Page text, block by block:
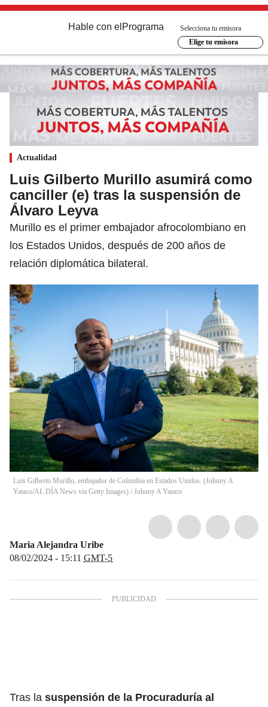
Hable con el Programa
Selecciona tu emisora
Elige tu emisora
Actualidad
Luis Gilberto Murillo asumirá como
canciller (e) tras la suspensión de
Álvaro Leyva
Murillo es el primer embajador afrocolombiano en
los Estados Unidos, después de 200 años de
relación diplomática bilateral.
Luis Gilberto Murillo, embajador de Colombia en Estados Unidos. (Johnny A
Yataco/AL DÍA News via Getty Images) / Johnny A Yataco
Maria Alejandra Uribe
08/02/2024 - 15:11 GMT-5
Tras la suspensión de la Procuraduría al